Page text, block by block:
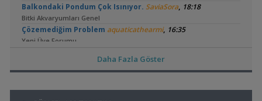
Balkondaki Pondum Çok Isınıyor. SaviaSora, 18:18
Bitki Akvaryumları Genel
Çözemediğim Problem aquaticathearmi, 16:35
Yeni Üye Forumu
Filtreleme Seçenekleri
bendeniztayfun
Daha Fazla Göster